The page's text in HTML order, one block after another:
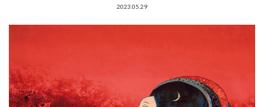
2023.05.29